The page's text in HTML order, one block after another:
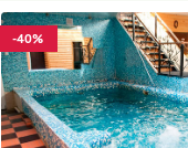
-40%